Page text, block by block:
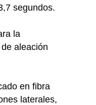
segundos.
la
aleación
en fibra
laterales,